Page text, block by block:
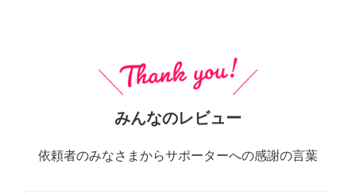
みんなのレビュー
依頼者のみなさまからサポーターへの感謝の言葉